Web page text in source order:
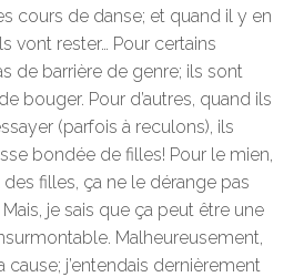
cours de danse; et quand il y en
vont rester… Pour certains
de barrière de genre; ils sont
bouger. Pour d’autres, quand ils
(parfois à reculons), ils
bondée de filles! Pour le mien,
filles, ça ne le dérange pas
je sais que ça peut être une
Malheureusement,
cause; j’entendais dernièrement